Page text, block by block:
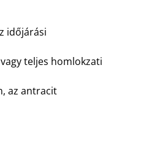
időjárási
teljes homlokzati
az antracit